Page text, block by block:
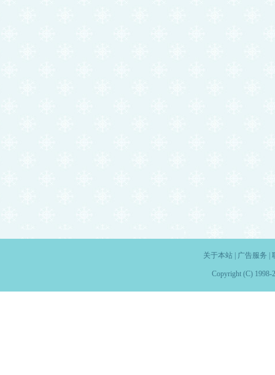
关于本站| 广告服务
Copyright (C) 1998-